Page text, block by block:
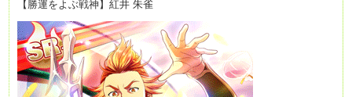
【勝運をよぶ戦神】紅井 朱雀